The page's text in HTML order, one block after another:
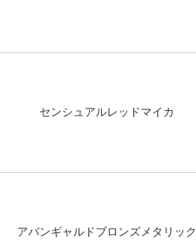
センシュアルレッドマイカ
アバンギャルドブロンズメタリック